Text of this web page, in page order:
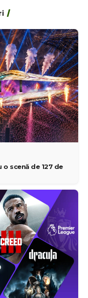
o scenă de 127 de